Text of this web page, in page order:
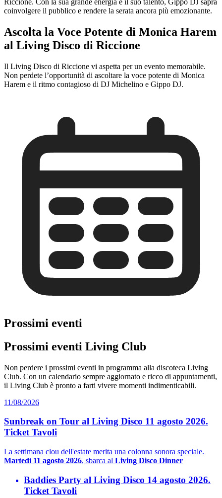
Riccione. Con la sua grande energia e il suo talento, Gippo DJ saprà
coinvolgere il pubblico e rendere la serata ancora più emozionante.
Ascolta la Voce Potente di Monica Harem
al Living Disco di Riccione
Il Living Disco di Riccione vi aspetta per un evento memorabile.
Non perdete l’opportunità di ascoltare la voce potente di Monica
Harem e il ritmo contagioso di DJ Michelino e Gippo DJ.
Prossimi eventi
Prossimi eventi Living Club
Non perdere i prossimi eventi in programma alla discoteca Living
Club. Con un calendario sempre aggiornato e ricco di appuntamenti,
il Living Club è pronto a farti vivere momenti indimenticabili.
11/08/2026
Sunbreak on Tour al Living Disco 11 agosto 2026.
Ticket Tavoli
La settimana clou dell'estate merita una colonna sonora speciale.
Martedì 11 agosto 2026, sbarca al Living Disco Dinner
Baddies Party al Living Disco 14 agosto 2026.
Ticket Tavoli